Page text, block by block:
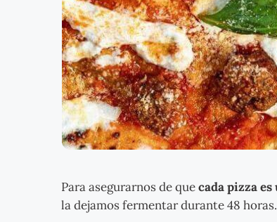
Para asegurarnos de quecada pizza
la dejamos fermentar durante 48 horas.